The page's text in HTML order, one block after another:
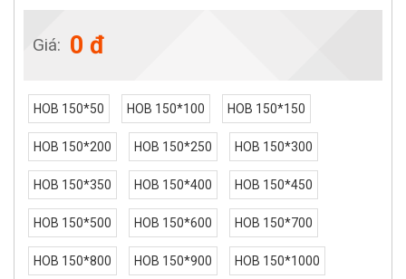
Giá: 0 đ
HOB 150*50 HOB 150*100 HOB 150*150
HOB 150*200 HOB 150*250 HOB 150*300
HOB 150*350 HOB 150*400 HOB 150*450
HOB 150*500 HOB 150*600 HOB 150*700
HOB 150*800 HOB 150*900 HOB 150*1000